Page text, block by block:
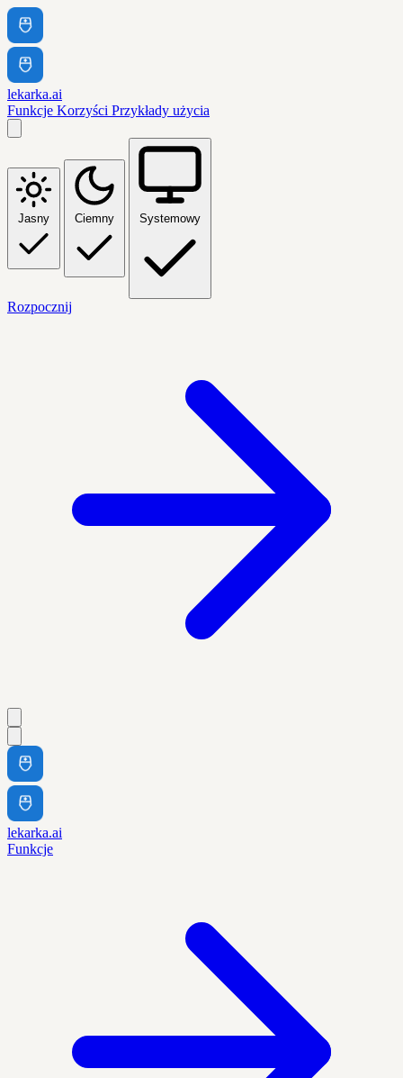
lekarka.ai
Funkcje Korzyści Przykłady użycia
Jasny Ciemny Systemowy
Rozpocznij
lekarka.ai
Funkcje